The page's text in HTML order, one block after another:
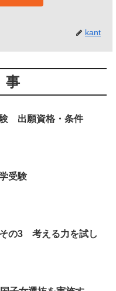
kant
出願資格・条件
受験
の3 考える力を試し